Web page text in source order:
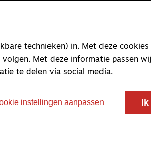
technieken) in. Met deze cookies
Met deze informatie passen
te delen via social media.
instellingen aanpassen Ik